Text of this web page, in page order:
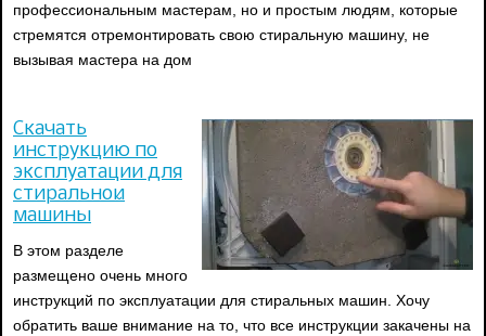
профессиональным мастерам, но и простым людям, которые
стремятся отремонтировать свою стиральную машину, не
вызывая мастера на дом
Скачать
инструкцию по
эксплуатации для
стиральной
машины
В этом разделе
размещено очень много
инструкций по эксплуатации для стиральных машин. Хочу
обратить ваше внимание на то, что все инструкции закачены на